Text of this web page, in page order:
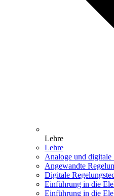
Lehre
Lehre
Analoge und digitale
Angewandte
Digitale
Einführung in die
Einführung in die